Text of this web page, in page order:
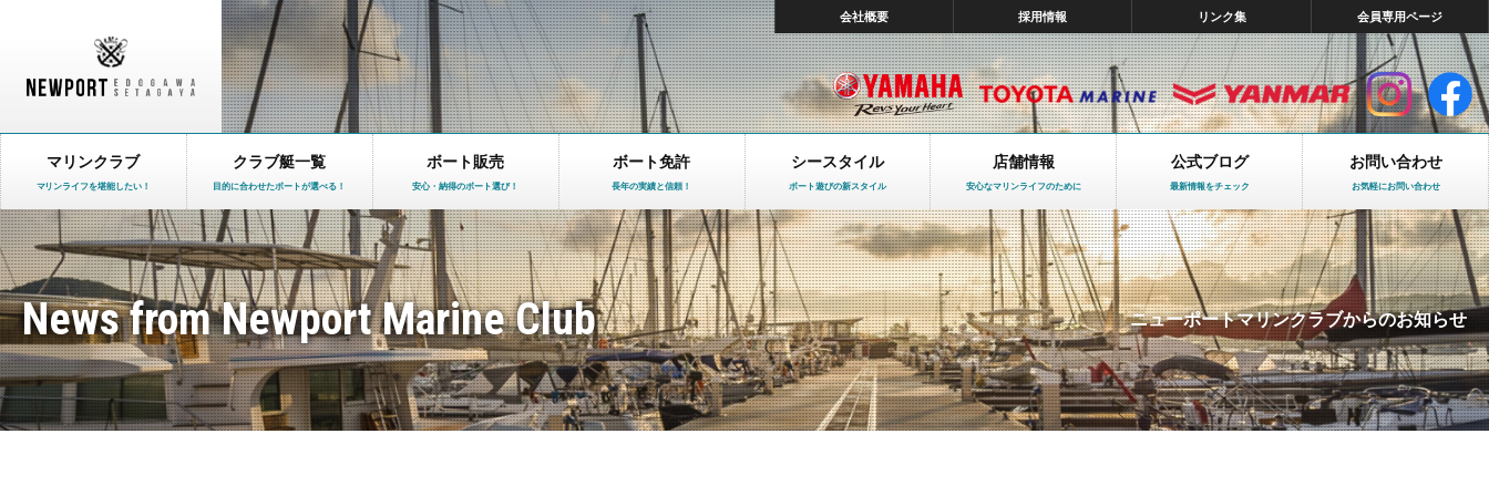
会社概要 採用情報 リンク集 会員専用ページ
マリンクラブ
マリンライフを堪能したい！
クラブ艇一覧
目的に合わせたボートが選べる！
ボート販売
安心・納得のボート選び！
ボート免許
長年の実績と信頼！
シースタイル
ボート遊びの新スタイル
店舗情報
安心なマリンライフのために
公式ブログ
最新情報をチェック
お問い合わせ
お気軽にお問い合わせ
News from Newport Marine Club ニューポートマリンクラブからのお知らせ